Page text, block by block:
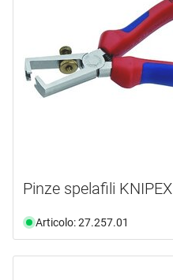
Pinze spelafili KNIPEX
Articolo: 27.257.01